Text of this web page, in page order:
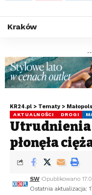
Kraków
KR24.pl > Tematy >
AKTUALNOŚCI DROGI
Utrudnienia
płonęła
Ostatnia aktualizacja:
SW Opublikowano